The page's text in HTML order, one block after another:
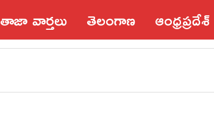
తాజా వార్తలు తెలంగాణ ఆంధ్రప్రదేశ్‌